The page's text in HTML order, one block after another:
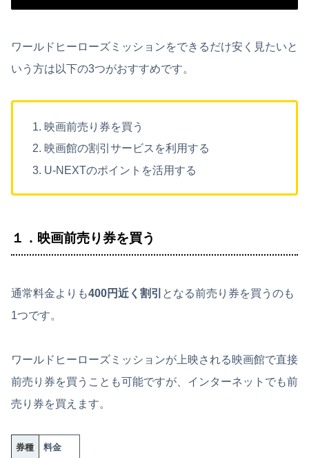
ワールドヒーローズミッションをできるだけ安く見たいと
いう方は以下の3つがおすすめです。
映画前売り券を買う
映画館の割引サービスを利用する
U-NEXTのポイントを活用する
１．映画前売り券を買う
通常料金よりも400円近く割引 となる前売り券を買うのも
1つです。
ワールドヒーローズミッションが上映される映画館で直接
前売り券を買うことも可能ですが、インターネットでも前
売り券を買えます。
券種 料金